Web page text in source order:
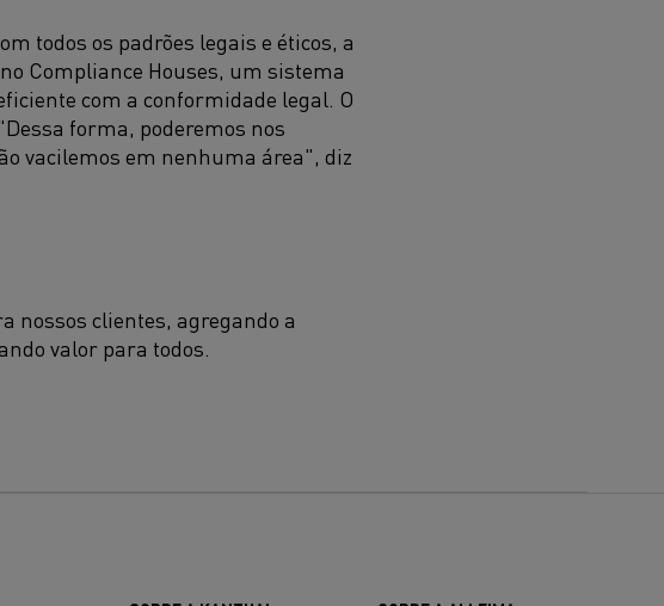
todos os padrões legais e éticos, a
Compliance Houses, um sistema
com a conformidade legal. O
forma, poderemos nos
vacilemos em nenhuma área", diz
nossos clientes, agregando a
valor para todos.